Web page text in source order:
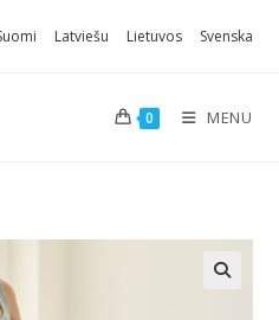
Latviešu Lietuvos Svenska
0 MENU